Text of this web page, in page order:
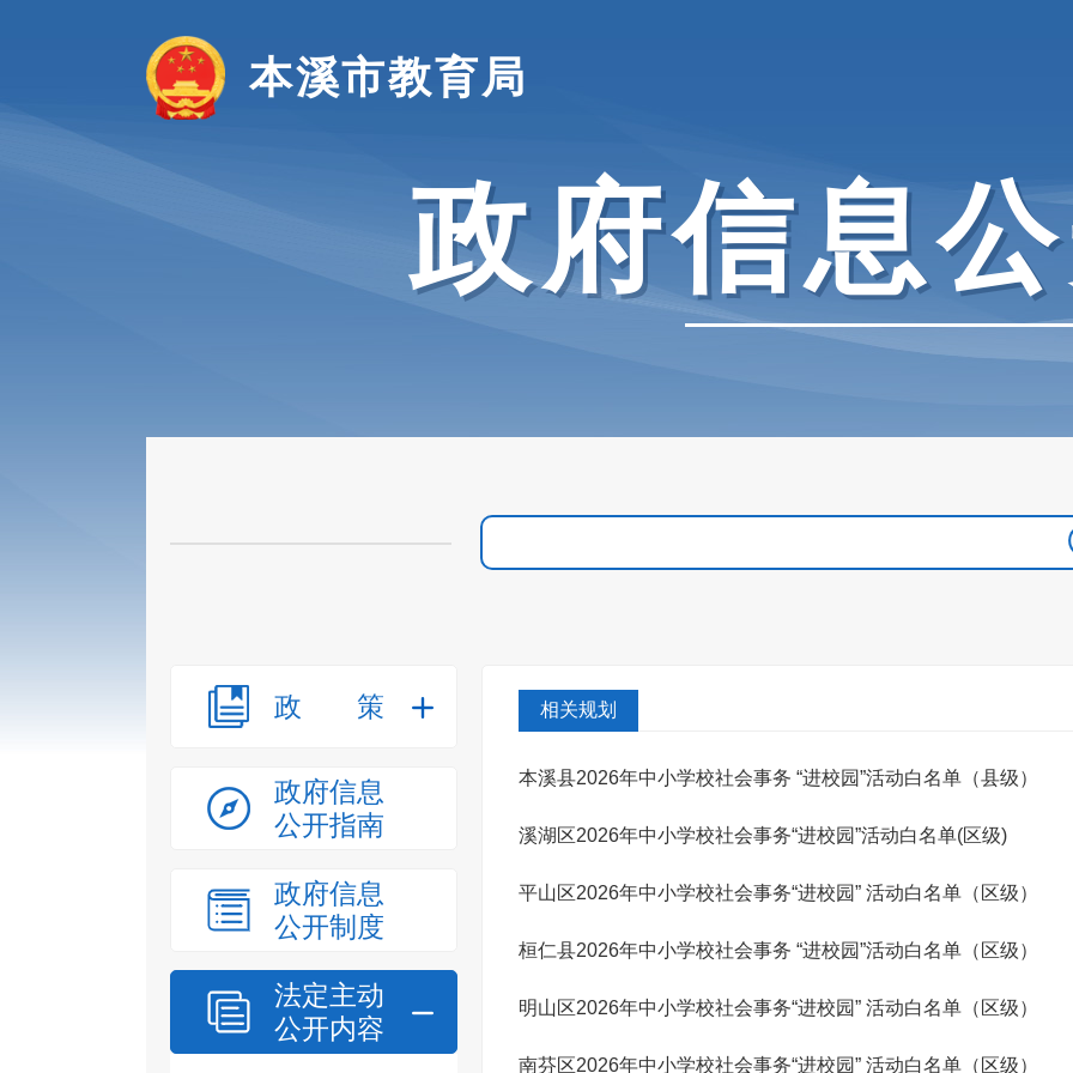
本溪市教育局
政府信息
政策
政府信息
公开指南
政府信息
公开制度
法定主动
公开内容
相关规划
本溪县2026年中小学校社会事务 “进校园”活动白名单（县级）
溪湖区2026年中小学校社会事务“进校园”活动白名单(区级)
平山区2026年中小学校社会事务“进校园” 活动白名单（区级）
桓仁县2026年中小学校社会事务 “进校园”活动白名单（区级）
明山区2026年中小学校社会事务“进校园” 活动白名单（区级）
南芬区2026年中小学校社会事务“进校园” 活动白名单（区级）